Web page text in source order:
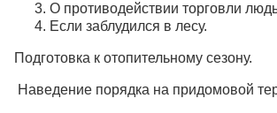
О противодействии торговли
Если заблудился в лесу.
Подготовка к отопительному сезону.
Наведение порядка на придомовой